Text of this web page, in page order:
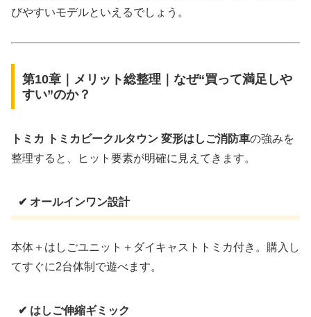
びやすいモデルといえるでしょう。
第10章｜メリット総整理｜なぜ“買って満足しや
すい”のか？
トミカ トミカビークルタウン 変形はしご消防車の強みを
整理すると、ヒット要素が明確に見えてきます。
✔ オールインワン設計
本体＋はしごユニット＋ダイキャストトミカ付き。購入し
てすぐに2台体制で遊べます。
✔ はしご伸縮ギミック